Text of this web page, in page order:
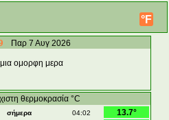
°F
Παρ 7 Αυγ 2026
μια ομορφη μερα
θερμοκρασία °C
σήμερα 04:02
13.7°